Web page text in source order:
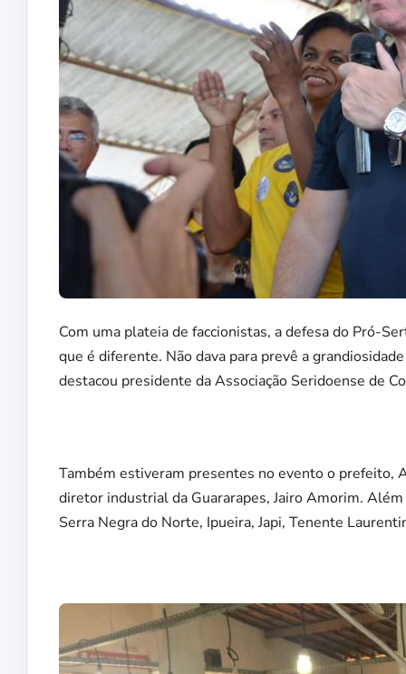
Com uma plateia de faccionistas, a defesa do Pró-
que é diferente. Não dava para prevê a
destacou presidente da Associação Seridoense de
Também estiveram presentes no evento o prefeito,
diretor industrial da Guararapes, Jairo Amorim.
Serra Negra do Norte, Ipueira, Japi, Tenente